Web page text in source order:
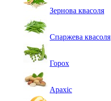
Зернова квасоля
Спаржева квасоля
Горох
Арахіс